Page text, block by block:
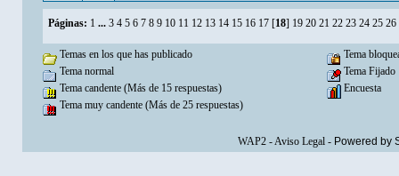
Páginas: 1 ... 3 4 5 6 7 8 9 10 11 12 13 14 15 16 17 [18] 19 20 21 22 23 24 25 26
Temas en los que has publicado
Tema normal
Tema candente (Más de 15 respuestas)
Tema muy candente (Más de 25 respuestas)
Tema
Tema Fijado
Encuesta
WAP2-Aviso Legal- Powered by